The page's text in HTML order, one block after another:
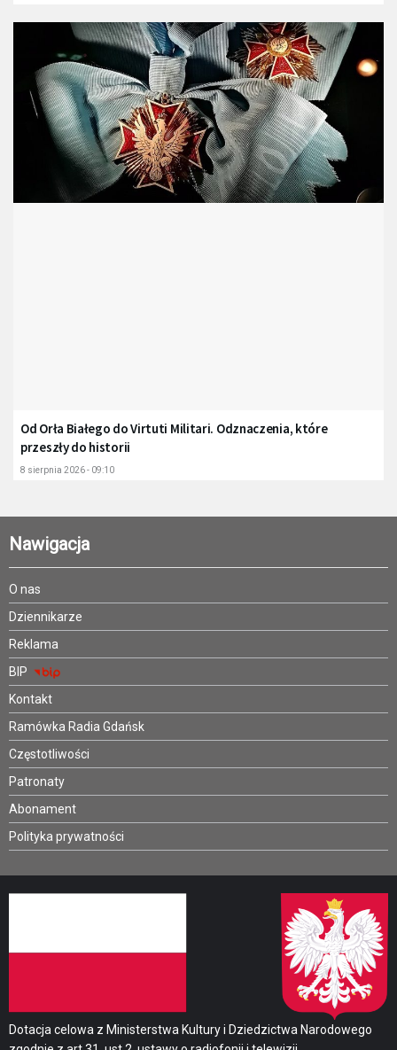
Od Orła Białego do Virtuti Militari. Odznaczenia, które
przeszły do historii
8 sierpnia 2026 - 09:10
Nawigacja
O nas
Dziennikarze
Reklama
BIP
Kontakt
Ramówka Radia Gdańsk
Częstotliwości
Patronaty
Abonament
Polityka prywatności
Dotacja celowa z Ministerstwa Kultury i Dziedzictwa Narodowego